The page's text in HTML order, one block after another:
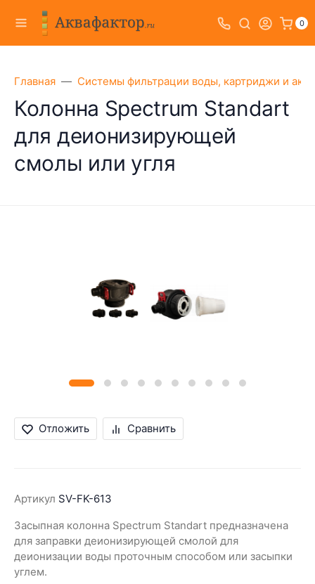
0
Главная Системы фильтрации воды, картриджи и
Колонна Spectrum Standart
для деионизирующей
смолы или угля
Отложить Сравнить
Артикул SV-FK-613
Засыпная колонна Spectrum Standart предназначена
для заправки деионизирующей смолой для
деионизации воды проточным способом или засыпки
углем.